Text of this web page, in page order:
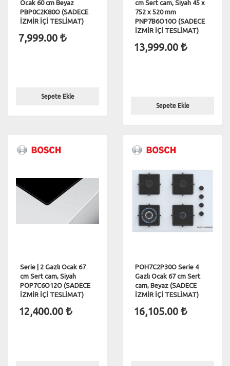
Ocak 60 cm Beyaz
PBP0C2K80O (SADECE
İZMİR İÇİ TESLİMAT)
7,999.00
Sepete Ekle
cm Sert cam, Siyah 45 x
752 x 520 mm
PNP7B6O10O (SADECE
İZMİR İÇİ TESLİMAT)
13,999.00
Sepete Ekle
Serie | 2 Gazlı Ocak 67
cm Sert cam, Siyah
POP7C6O12O (SADECE
İZMİR İÇİ TESLİMAT)
12,400.00
POH7C2P30O Serie 4
Gazlı Ocak 67 cm Sert
cam, Beyaz (SADECE
İZMİR İÇİ TESLİMAT)
16,105.00